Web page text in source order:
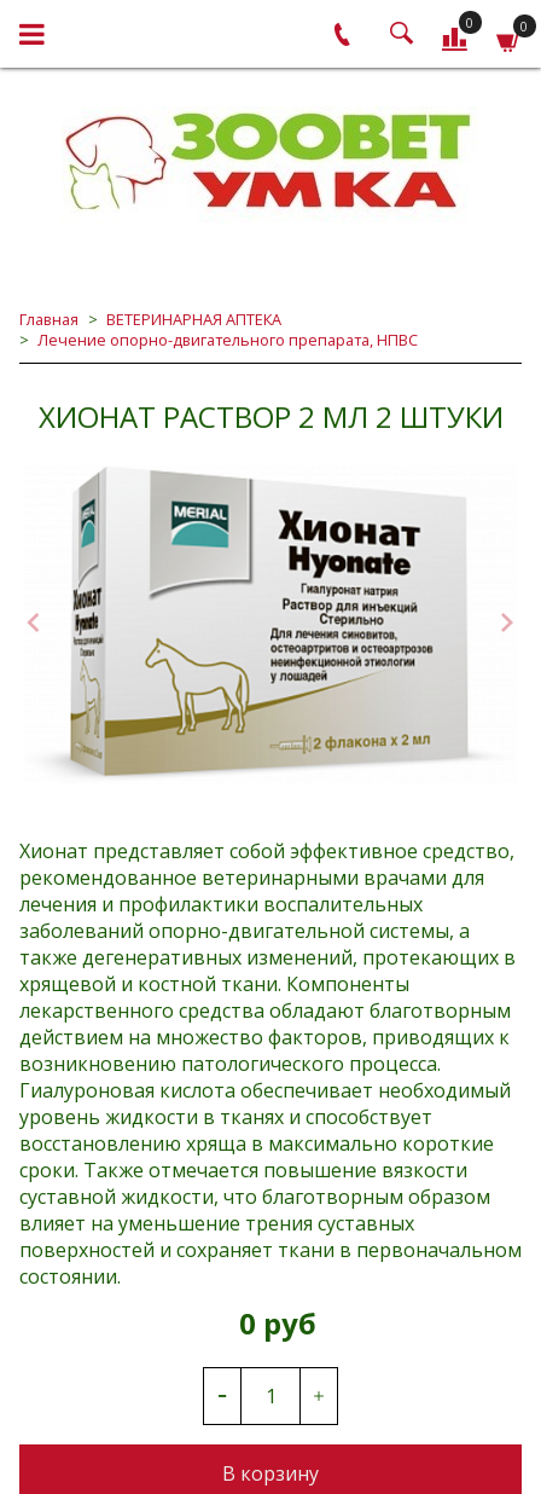
0 0
Главная
ВЕТЕРИНАРНАЯ АПТЕКА
Лечение опорно-двигательного препарата, НПВС
ХИОНАТ РАСТВОР 2 МЛ 2 ШТУКИ
Хионат представляет собой эффективное средство,
рекомендованное ветеринарными врачами для
лечения и профилактики воспалительных
заболеваний опорно-двигательной системы, а
также дегенеративных изменений, протекающих в
хрящевой и костной ткани. Компоненты
лекарственного средства обладают благотворным
действием на множество факторов, приводящих к
возникновению патологического процесса.
Гиалуроновая кислота обеспечивает необходимый
уровень жидкости в тканях и способствует
восстановлению хряща в максимально короткие
сроки. Также отмечается повышение вязкости
суставной жидкости, что благотворным образом
влияет на уменьшение трения суставных
поверхностей и сохраняет ткани в первоначальном
состоянии.
0 руб
В корзину